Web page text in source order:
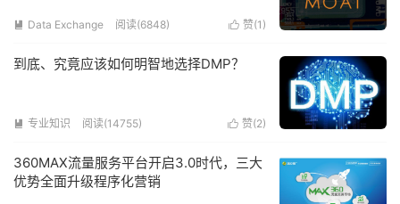
 赞(1 )
 Data Exchange 阅读(6848)
到底、究竟应该如何明智地选择DMP？
 赞(2)
 专业知识 阅读(14755)
360MAX流量服务平台开启3.0时代，三大
优势全面升级程序化营销